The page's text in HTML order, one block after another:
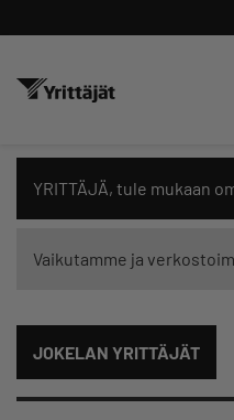
YRITTÄJÄ, tule mukaan
Vaikutamme ja
JOKELAN YRITTÄJÄT
Hae
Suodata